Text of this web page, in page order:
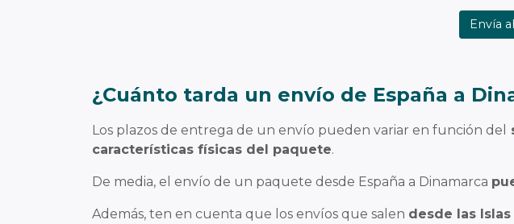
Envía
¿Cuánto tarda un envío de España a
Los plazos de entrega de un envío pueden variar en función del
características físicas del paquete.
De media, el envío de un paquete desde España a Dinamarca
Además, ten en cuenta que los envíos que salen desde las